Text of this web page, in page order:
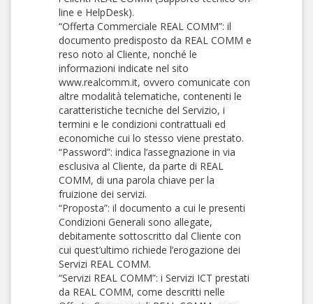
line e HelpDesk).
“Offerta Commerciale REAL COMM”: il
documento predisposto da REAL COMM e
reso noto al Cliente, nonché le
informazioni indicate nel sito
www.realcomm.it, ovvero comunicate con
altre modalità telematiche, contenenti le
caratteristiche tecniche del Servizio, i
termini e le condizioni contrattuali ed
economiche cui lo stesso viene prestato.
“Password”: indica l’assegnazione in via
esclusiva al Cliente, da parte di REAL
COMM, di una parola chiave per la
fruizione dei servizi.
“Proposta”: il documento a cui le presenti
Condizioni Generali sono allegate,
debitamente sottoscritto dal Cliente con
cui quest’ultimo richiede l’erogazione dei
Servizi REAL COMM.
“Servizi REAL COMM”: i Servizi ICT prestati
da REAL COMM, come descritti nelle